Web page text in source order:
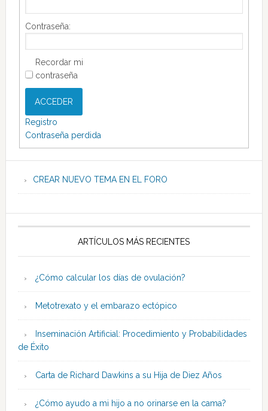
Contraseña:
Recordar mi
contraseña
ACCEDER
Registro
Contraseña perdida
CREAR NUEVO TEMA EN EL FORO
ARTÍCULOS MÁS RECIENTES
¿Cómo calcular los días de ovulación?
Metotrexato y el embarazo ectópico
Inseminación Artificial: Procedimiento y Probabilidades
de Éxito
Carta de Richard Dawkins a su Hija de Diez Años
¿Cómo ayudo a mi hijo a no orinarse en la cama?